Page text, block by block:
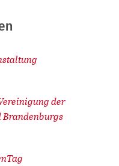
der